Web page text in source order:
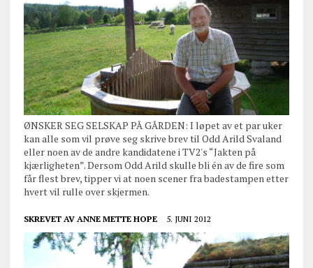
ØNSKER SEG SELSKAP PÅ GÅRDEN: I løpet av et par uker
kan alle som vil prøve seg skrive brev til Odd Arild Svaland
eller noen av de andre kandidatene i TV2's “Jakten på
kjærligheten”. Dersom Odd Arild skulle bli én av de fire som
får flest brev, tipper vi at noen scener fra badestampen etter
hvert vil rulle over skjermen.
SKREVET AV ANNE METTE HOPE 5. JUNI 2012